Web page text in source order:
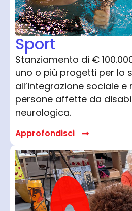
Sport
Stanziamento di €
uno o più progetti per lo
all’integrazione sociale e
persone affette da
neurologica.
Approfondisci